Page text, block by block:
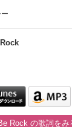
Rock の歌詞をみ